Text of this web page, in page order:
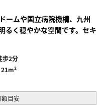
ームや国立病院機構、九州
るく穏やかな空間です。セキ
歩2分
21m²
額目安